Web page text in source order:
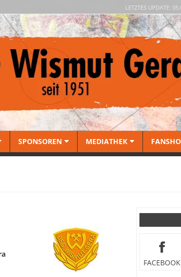
LETZTES UPDATE:
SPONSOREN MEDIATHEK
FACEBOOK